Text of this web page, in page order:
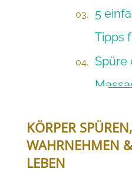
5
Tipps
Spüre
KÖRPER
WAHRNEHMEN
LEBEN